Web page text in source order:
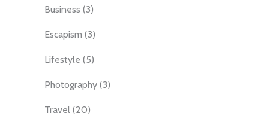
Business (3)
Escapism (3)
Lifestyle (5)
Photography (3)
Travel (20)